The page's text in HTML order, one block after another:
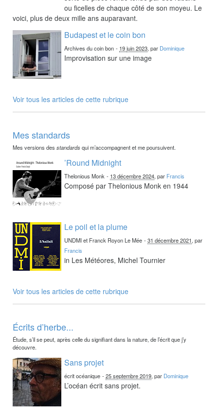
ou ficelles de chaque côté de son moyeu. Le
voici, plus de deux mille ans auparavant.
Budapest et le coin bon
Archives du coin bon - 19 juin 2023, par Dominique
Improvisation sur une image
Voir tous les articles de cette rubrique
Mes standards
Mes versions desstandardsqui m’accompagnent et me poursuivent.
’Round Midnight
Thelonious Monk - 13 décembre 2024, par Francis
Composé par Thelonious Monk en 1944
Le poil et la plume
UNDMI et Franck Royon Le Mée -31 décembre 2021, par
Francis
in Les Météores, Michel Tournier
Voir tous les articles de cette rubrique
Écrits d’herbe...
Étude, s’il se peut, après celle du signifiant dans la nature, de l’écrit que j’y
découvre.
Sans projet
écrit océanique -25 septembre 2019, par Dominique
L’océan écrit sans projet.